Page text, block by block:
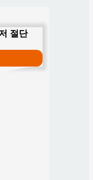
절단